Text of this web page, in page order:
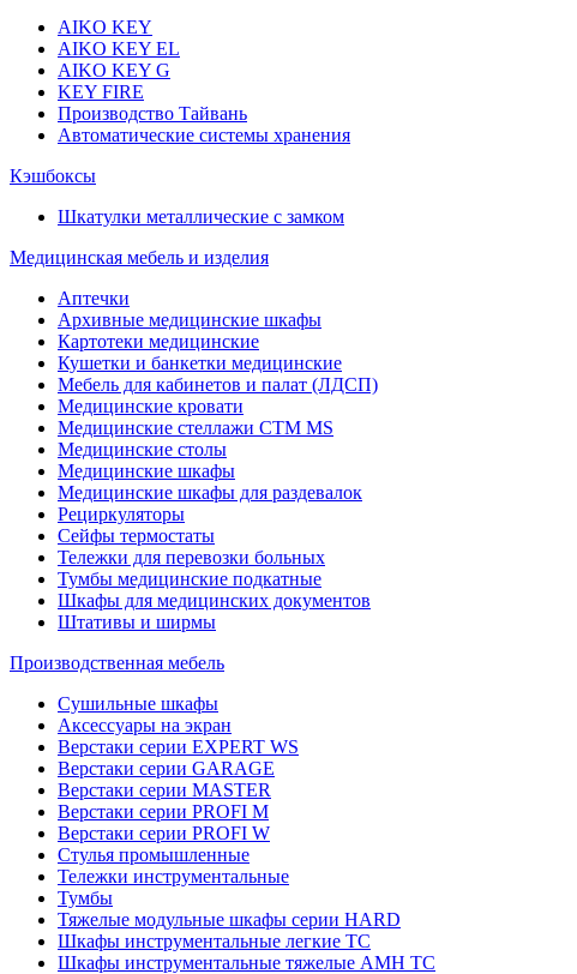
AIKO KEY
AIKO KEY EL
AIKO KEY G
KEY FIRE
Производство Тайвань
Автоматические системы хранения
Кэшбоксы
Шкатулки металлические с замком
Медицинская мебель и изделия
Аптечки
Архивные медицинские шкафы
Картотеки медицинские
Кушетки и банкетки медицинские
Мебель для кабинетов и палат (ЛДСП)
Медицинские кровати
Медицинские стеллажи CTM MS
Медицинские столы
Медицинские шкафы
Медицинские шкафы для раздевалок
Рециркуляторы
Сейфы термостаты
Тележки для перевозки больных
Тумбы медицинские подкатные
Шкафы для медицинских документов
Штативы и ширмы
Производственная мебель
Cушильные шкафы
Аксессуары на экран
Верстаки серии EXPERT WS
Верстаки серии GARAGE
Верстаки серии MASTER
Верстаки серии PROFI M
Верстаки серии PROFI W
Стулья промышленные
Тележки инструментальные
Тумбы
Тяжелые модульные шкафы серии HARD
Шкафы инструментальные легкие ТС
Шкафы инструментальные тяжелые AMH TC